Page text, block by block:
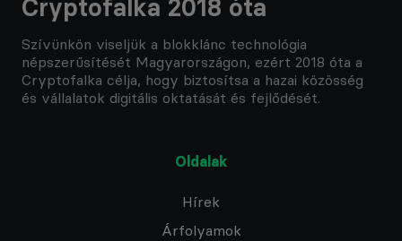
Cryptofalka 2018 óta
Szívünkön viseljük a blokklánc technológia
népszerűsítését Magyarországon, ezért 2018 óta a
Cryptofalka célja, hogy biztosítsa a hazai közösség
és vállalatok digitális oktatását és fejlődését.
Oldalak
Hírek
Árfolyamok